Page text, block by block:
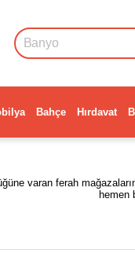
Bahçe Hırdavat
varan ferah
hemen